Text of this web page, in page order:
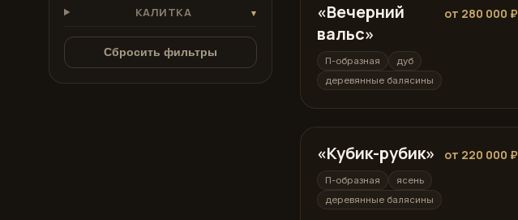
КАЛИТКА ▾
Сбросить фильтры
П-образная
«Вечерний
вальс»
от 280 000 ₽
П-образная
дуб
деревянные балясины
П-образная
«Кубик-рубик» от 220 000 ₽
П-образная
ясень
деревянные балясины